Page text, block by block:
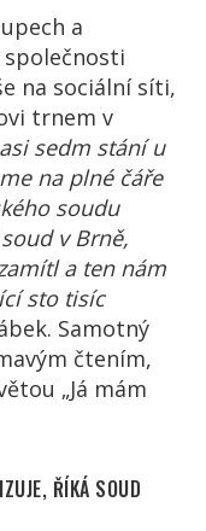
a
společnosti
na sociální síti,
trnem v
sedm stání u
na plné čáře
soudu
v Brně,
a ten nám
sto tisíc
Samotný
čtením,
„Já mám
ŘÍKÁ SOUD